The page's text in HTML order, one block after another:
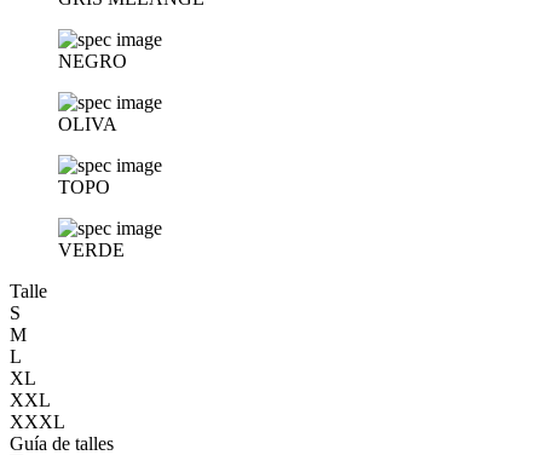
NEGRO
OLIVA
TOPO
VERDE
Talle
S
M
L
XL
XXL
XXXL
Guía de talles